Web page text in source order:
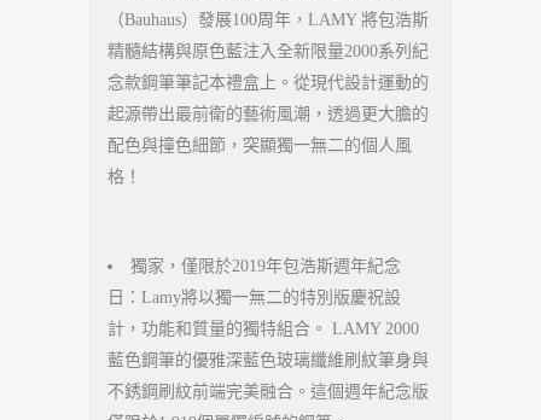
（Bauhaus）發展100周年，LAMY 將包浩斯
精髓結構與原色藍注入全新限量2000系列紀
念款鋼筆筆記本禮盒上。從現代設計運動的
起源帶出最前衛的藝術風潮，透過更大膽的
配色與撞色細節，突顯獨一無二的個人風
格！
獨家，僅限於2019年包浩斯週年紀念
日：Lamy將以獨一無二的特別版慶祝設
計，功能和質量的獨特組合。 LAMY 2000
藍色鋼筆的優雅深藍色玻璃纖維刷紋筆身與
不銹鋼刷紋前端完美融合。這個週年紀念版